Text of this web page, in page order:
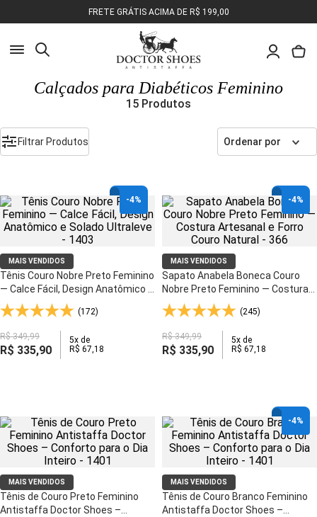
FRETE GRÁTIS ACIMA DE R$ 199,00
Olá, o que você deseja encontrar?
Calçados para Diabéticos Feminino
15 Produtos
Filtrar Produtos Ordenar por
-4%
MAIS VENDIDOS
Tênis Couro Nobre Preto Feminino
— Calce Fácil, Design Anatômico e
Solado Ultraleve - 1403
(172)
R$ 349,99
R$ 335,90
5x de
R$ 67,18
-4%
MAIS VENDIDOS
Sapato Anabela Boneca Couro
Nobre Preto Feminino — Costura
Artesanal e Forro Couro Natural -
366
(245)
R$ 349,99
R$ 335,90
5x de
R$ 67,18
MAIS VENDIDOS
Tênis de Couro Preto Feminino
Antistaffa Doctor Shoes –
-4%
MAIS VENDIDOS
Tênis de Couro Branco Feminino
Antistaffa Doctor Shoes –